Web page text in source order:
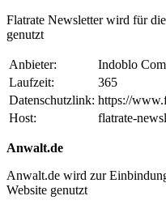
Flatrate Newsletter wird für
genutzt
Anbieter:
Indoblo
Laufzeit:
365
Datenschutzlink: https://
Host:
flatrate-
Anwalt.de
Anwalt.de wird zur
Website genutzt